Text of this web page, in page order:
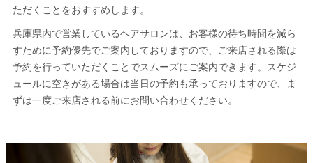
ただくことをおすすめします。
兵庫県内で営業しているヘアサロンは、お客様の待ち時間を減ら
すために予約優先でご案内しておりますので、ご来店される際は
予約を行っていただくことでスムーズにご案内できます。スケジ
ュールに空きがある場合は当日の予約も承っておりますので、ま
ずは一度ご来店される前にお問い合わせください。